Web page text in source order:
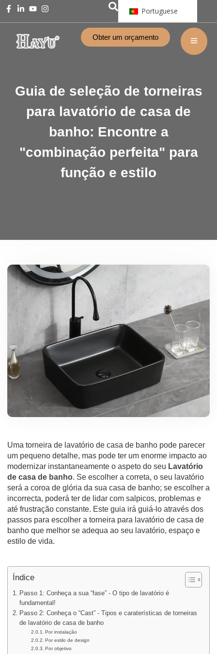
Portuguese
Obter um orçamento
Guia de seleção de torneiras
para lavatório de casa de
banho: Encontre a
"combinação perfeita" para
função e estilo
Uma torneira de lavatório de casa de banho pode parecer
um pequeno detalhe, mas pode ter um enorme impacto ao
modernizar instantaneamente o aspeto do seu Lavatório
de casa de banho. Se escolher a correta, o seu lavatório
será a coroa de glória da sua casa de banho; se escolher a
incorrecta, poderá ter de lidar com salpicos, problemas e
até frustração constante. Este guia irá guiá-lo através dos
passos para escolher a torneira para lavatório de casa de
banho que melhor se adequa ao seu lavatório, espaço e
estilo de vida.
Índice
Passo 1: Conheça a sua “fase” - O tipo de lavatório é
fundamental!
Passo 2: Conheça o “Cast” - Tipos e caraterísticas de torneiras
de lavatório de casa de banho
Por instalação
Por estilo de design
Por objetivo